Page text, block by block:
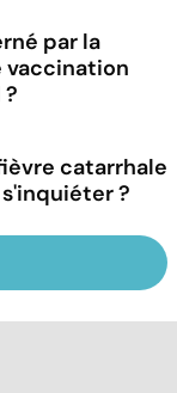
par la
vaccination
catarrhale
?